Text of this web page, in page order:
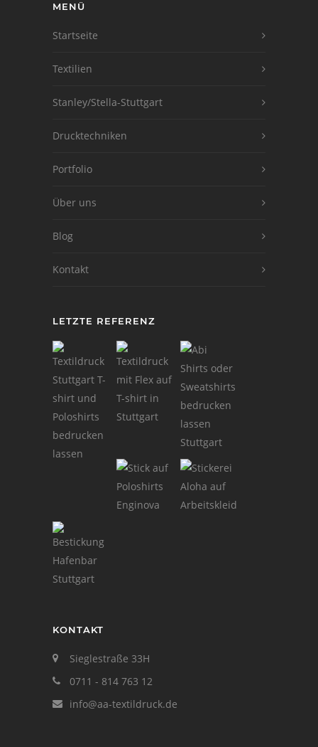
MENÜ
Startseite
Textilien
Stanley/Stella-Stuttgart
Drucktechniken
Portfolio
Über uns
Blog
Kontakt
LETZTE REFERENZ
KONTAKT
Sieglestraße 33H
0711 - 814 763 12
info@aa-textildruck.de